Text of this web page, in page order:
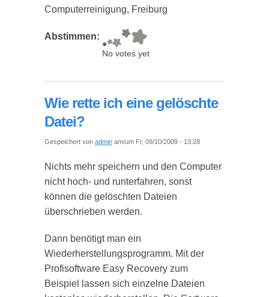
Computerreinigung, Freiburg
Abstimmen:
No votes yet
Wie rette ich eine gelöschte
Datei?
Gespeichert von admin am/um Fr, 09/10/2009 - 13:28
Nichts mehr speichern und den Computer
nicht hoch- und runterfahren, sonst
können die gelöschten Dateien
überschrieben werden.
Dann benötigt man ein
Wiederherstellungsprogramm. Mit der
Profisoftware Easy Recovery zum
Beispiel lassen sich einzelne Dateien